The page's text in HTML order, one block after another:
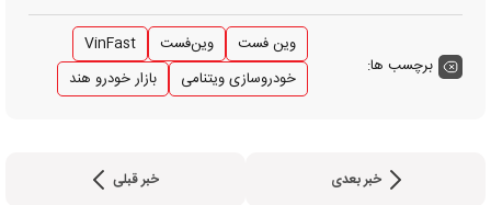
برچسب ها:
وین فست وین‌فست
VinFast
خودروسازی ویتنامی
بازار خودرو هند
خبر بعدی خبر قبلی